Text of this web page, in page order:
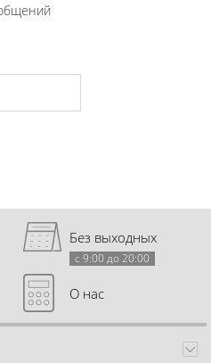
Без выходных
с 9:00 до 20:00
О нас